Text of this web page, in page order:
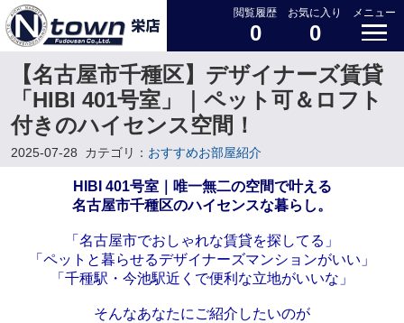
閲覧履歴
0
お気に入り
0
メニュー
【名古屋市千種区】デザイナーズ賃貸
「HIBI 401号室」｜ペット可＆ロフト
付きのハイセンス空間！
2025-07-28 カテゴリ： おすすめお部屋紹介
HIBI 401号室｜唯一無二の空間で叶える
名古屋市千種区のハイセンスな暮らし。
「名古屋市でおしゃれな賃貸を探してる」
「ペットと暮らせるデザイナーズマンションがいい」
「千種駅・今池駅近くで便利な立地がいいな」
そんなあなたにご紹介したいのが